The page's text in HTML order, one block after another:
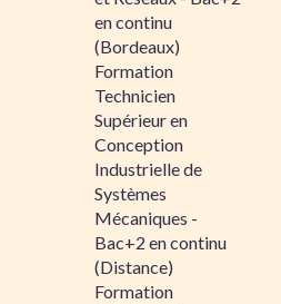
en continu
(Bordeaux)
Formation
Technicien
Supérieur en
Conception
Industrielle de
Systèmes
Mécaniques -
Bac+2 en continu
(Distance)
Formation